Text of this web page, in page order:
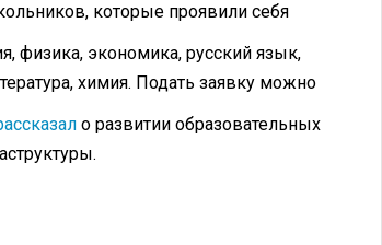
которые проявили себя
физика, экономика, русский язык,
химия. Подать заявку можно
о развитии образовательных